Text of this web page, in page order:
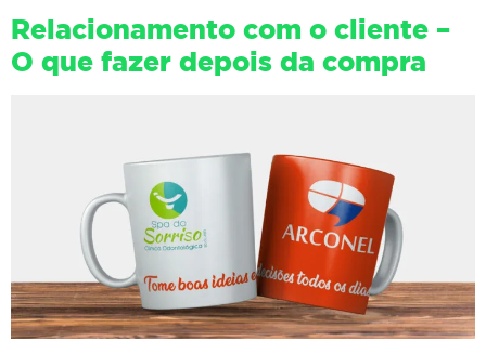
Relacionamento com o cliente –
O que fazer depois da compra